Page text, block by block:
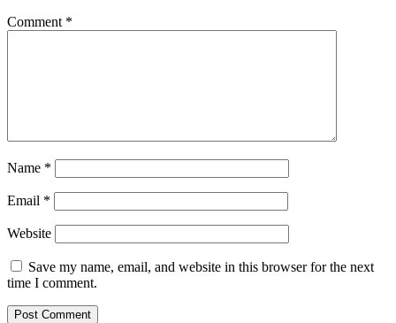
Comment *
Name *
Email *
Website
Save my name, email, and website in this browser for the next
time I comment.